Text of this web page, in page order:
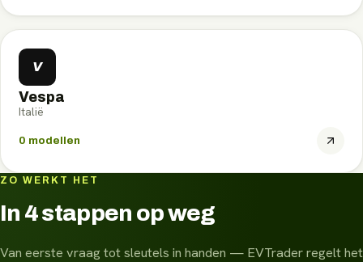
V
Vespa
Italië
0 modellen
ZO WERKT HET
In 4 stappen op weg
Van eerste vraag tot sleutels in handen — EVTrader regelt het